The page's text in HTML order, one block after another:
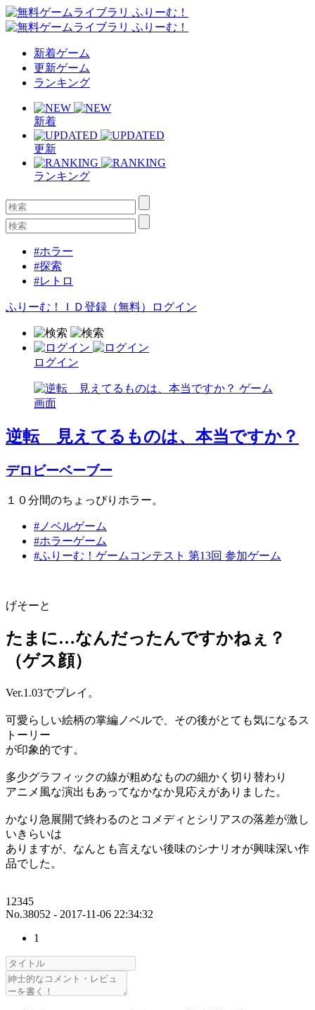
新着ゲーム
更新ゲーム
ランキング
新着
更新
ランキング
#ホラー
#探索
#レトロ
ふりーむ！ＩＤ登録（無料） ログイン
ログイン
逆転 見えてるものは、本当ですか？
デロビーベーブー
１０分間のちょっぴりホラー。
#ノベルゲーム
#ホラーゲーム
#ふりーむ！ゲームコンテスト 第13回 参加ゲーム
げそーと
たまに…なんだったんですかねぇ？
（ゲス顔）
Ver.1.03でプレイ。
可愛らしい絵柄の掌編ノベルで、その後がとても気になるス
トーリー
が印象的です。
多少グラフィックの線が粗めなものの細かく切り替わり
アニメ風な演出もあってなかなか見応えがありました。
かなり急展開で終わるのとコメディとシリアスの落差が激し
いきらいは
ありますが、なんとも言えない後味のシナリオが興味深い作
品でした。
12345
No.38052 - 2017-11-06 22:34:32
1